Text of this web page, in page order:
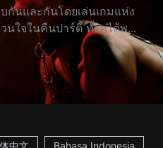
กันและกันโดยเล่นเกมแห่ง
นใจในคืนปาร์ตี้ ทั้งคู่ได้พ...
中文 Bahasa Indonesia